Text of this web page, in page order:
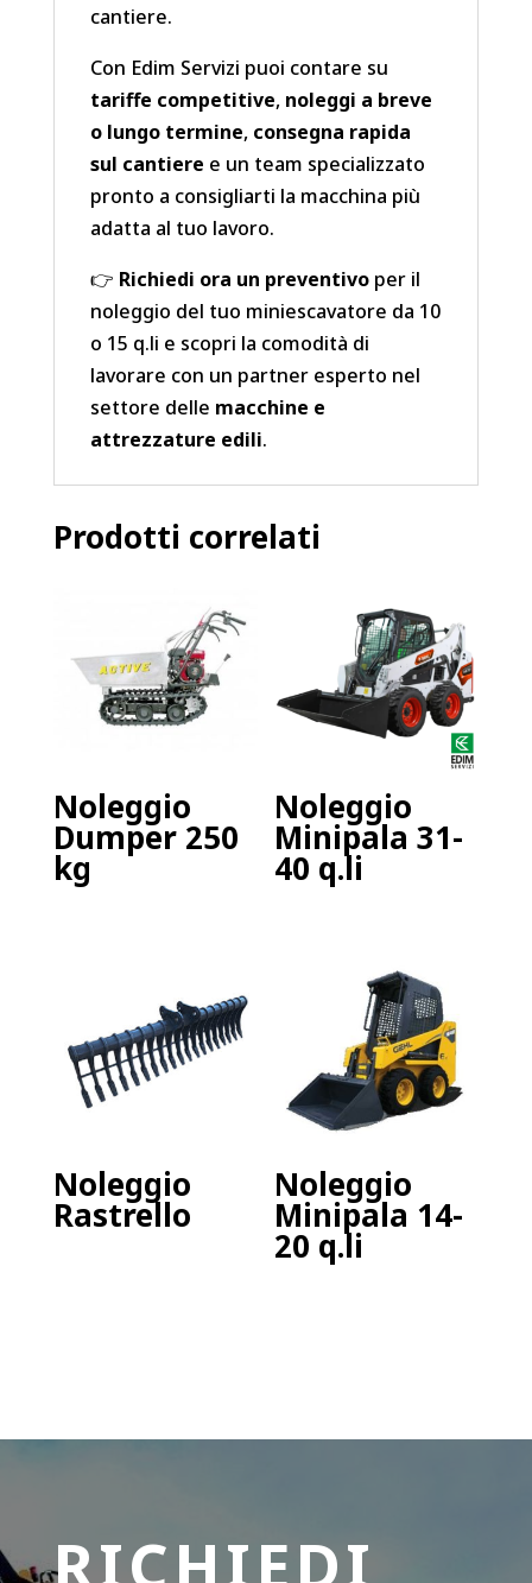
cantiere.
Con Edim Servizi puoi contare su
tariffe competitive, noleggi a breve
o lungo termine, consegna rapida
sul cantiere e un team specializzato
pronto a consigliarti la macchina più
adatta al tuo lavoro.
👉 Richiedi ora un preventivoper il
noleggio del tuo miniescavatore da 10
o 15 q.li e scopri la comodità di
lavorare con un partner esperto nel
settore delle macchine e
attrezzature edili.
Prodotti correlati
Noleggio
Dumper 250
kg
Noleggio
Minipala 31-
40 q.li
Noleggio
Rastrello
Noleggio
Minipala 14-
20 q.li
RICHIEDI